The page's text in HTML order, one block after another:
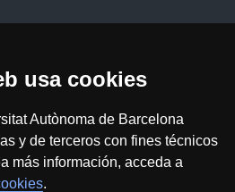
usa cookies
Autònoma de Barcelona
y de terceros con fines técnicos
más información, acceda a
.
BY NC) - ISSN: 2014-6388